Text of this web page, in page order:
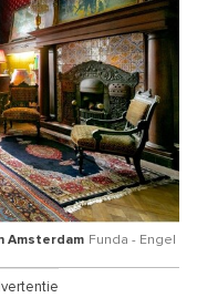
Amsterdam Funda - Engel